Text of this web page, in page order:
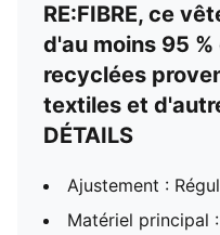
RE:FIBRE, ce
d'au moins 95
recyclées
textiles et
DÉTAILS
Ajustement :
Matériel principal